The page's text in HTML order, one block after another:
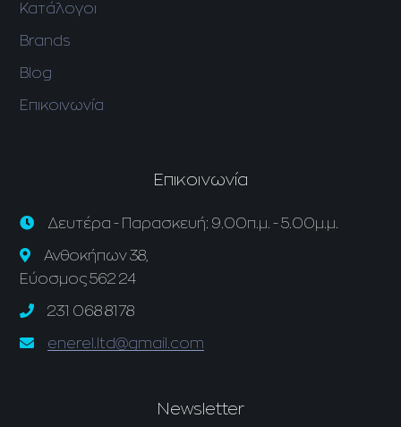
Κατάλογοι
Brands
Blog
Επικοινωνία
Επικοινωνία
Δευτέρα - Παρασκευή: 9.00π.μ. - 5.00μ.μ.
Ανθοκήπων 38,
Εύοσμος 562 24
231 068 8178
enerel.ltd@gmail.com
Newsletter